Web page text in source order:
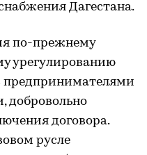
Дагестана.
по-прежнему
урегулированию
предпринимателями
добровольно
договора.
русле